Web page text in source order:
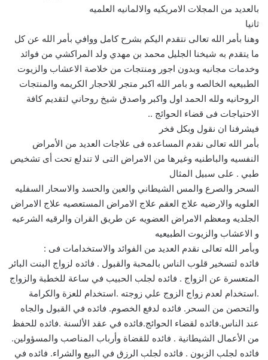
بالعديد من المجلات الامريكيه والالمانيه العلميه
ثانيا
وهنا بأمر الله تعالى نتقدم اليكم بشرح كامل ووافي بأمر الله عن كل
ما يتقدم به شيخنا الجليل محمد بن مهدي ولد المراكشي من فوائد
وخدمات مجانيه وبدون اجور ومنتجات من خلاصة الاعشاب والزيوت
الطبيعيه الخالصه و بامر الله اكبر متجر للاحجار الكريمه والمنتجات
الروحانيه ولله الحمد اول واكبر واصدق شيخ روحاني لتقديم كافة
الاحتياجات فى قضاء الحوائج ..
فيشرفنا ان نقول وبكل فخر
بأمر الله تعالى نقدم المساعده فى علاجات العديد من الأمراض
النفسيه والباطنيه وغيرها من الامراض التى لا تندلع تحت أى تشخيص
طبي . على سبيل المثال
السحر والصرع والمس الشيطاني والعين والحسد والاسحار السفليه
العلويه والارضيه علاج العقم علاج الامراض المستعصيه علاج الامراض
الجلديه ومعظم الامراض العضويه عن طريق القران والرقيه الشرعيه
و الاعشاب والزيوت الطبيعيه
وبأمر الله تعالى نقدم العديد من الفوائد والاستخدامات فى :
فائده لتسخير قلوب الناس بالمحبة والقبول . فائده لزواج البنت البائر
المتعسرة عن الزواج . فائده لجلب الحبيب في ساعة للخطبة والزواج
.استخدام لعدم زواج الزوج علي زوجته .استخدام للعزة والكرامة
والتحصن من السحر. فائده لدفع الخصوم. فائده في القبول والجاه
عند الناس.فائده لقضاء الحوائج.فائده في عقد الألسنة .فائده للحفظ
من الأعمال الشيطانية . فائده للقضاة وأرباب المناصب والمسؤولين.
فائده لجلب الزبون . فائده لجلب الرزق في البيع والشراء. فائده في